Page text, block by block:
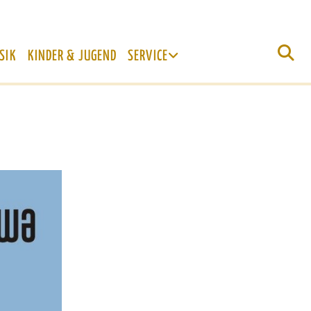
KINDER & JUGEND SERVICE